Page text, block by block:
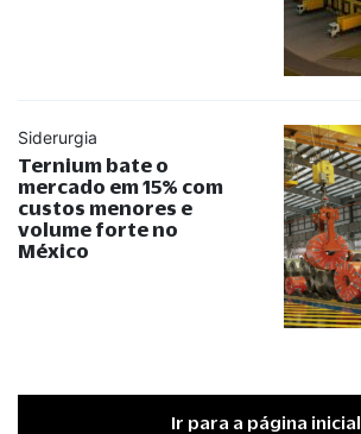
Siderurgia
Ternium bate o
mercado em 15% com
custos menores e
volume forte no
México
Ir para a página inicial